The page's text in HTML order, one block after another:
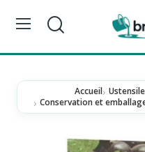
Accueil
Conservation et